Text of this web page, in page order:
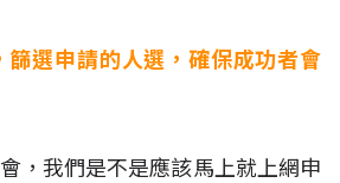
篩選申請的人選，確保成功者會
，我們是不是應該馬上就上網申